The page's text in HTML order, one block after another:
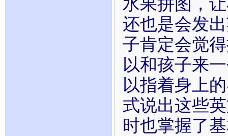
水果拼图，
还也是会发
子肯定会觉
以和孩子来
以指着身上
式说出这些
时也掌握了